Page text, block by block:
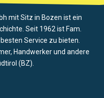
mit Sitz in Bozen ist ein
Seit 1962 ist Fam.
Service zu bieten.
Handwerker und andere
(BZ).